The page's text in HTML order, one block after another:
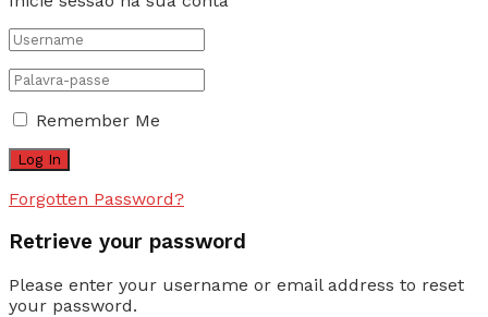
Remember Me
Forgotten Password?
Retrieve your password
Please enter your username or email address to reset
your password.